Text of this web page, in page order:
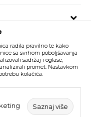
prikazu slika i samih
i ne podrazumijeva da
možete provjeriti pozivom
radila pravilno te kako
sa svrhom poboljšavanja
sadržaj i oglase,
promet. Nastavkom
kolačića.
Saznaj više